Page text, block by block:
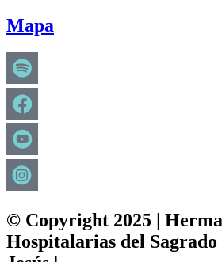
Mapa
© Copyright 2025 |
Hospitalarias del Sagrado